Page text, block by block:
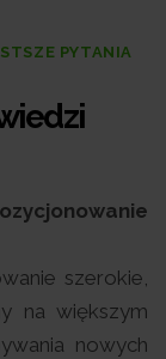
PYTANIA
szerokie,
na większym
nowych